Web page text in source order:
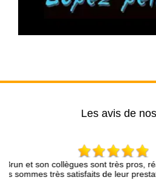
Les avis de
Entreprise sérieuse qui se
conseils, travail soigné,